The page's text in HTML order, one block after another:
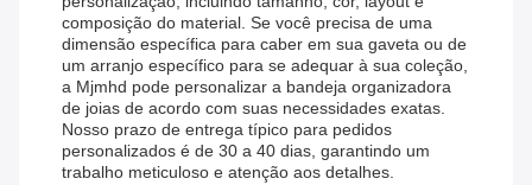
composição do material. Se você precisa de uma
dimensão específica para caber em sua gaveta ou de
um arranjo específico para se adequar à sua coleção,
a Mjmhd pode personalizar a bandeja organizadora
de joias de acordo com suas necessidades exatas.
Nosso prazo de entrega típico para pedidos
personalizados é de 30 a 40 dias, garantindo um
trabalho meticuloso e atenção aos detalhes.